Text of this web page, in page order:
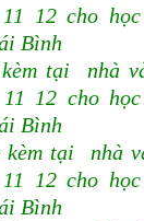
11 12 cho
Bình
tại nhà
11 12 cho
Bình
kèm tại nhà
11 12 cho
Bình